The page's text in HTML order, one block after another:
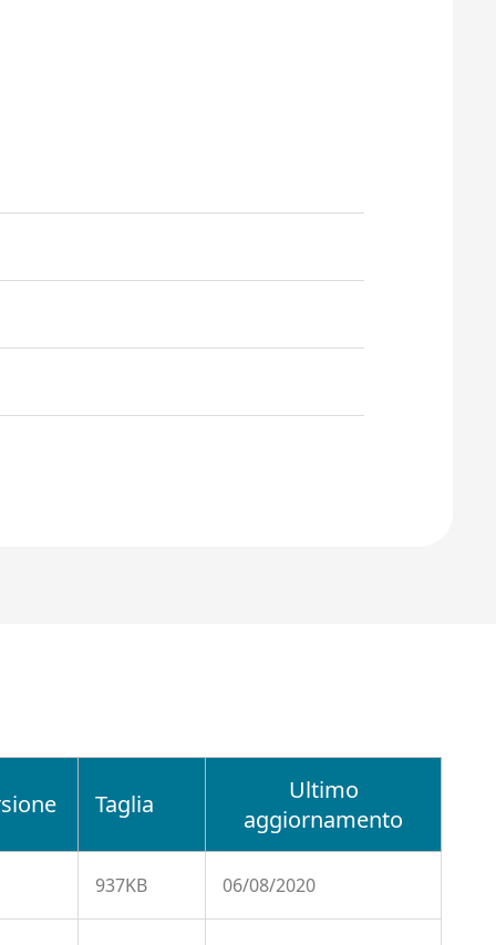
Taglia
Ultimo
aggiornamento
937KB 06/08/2020